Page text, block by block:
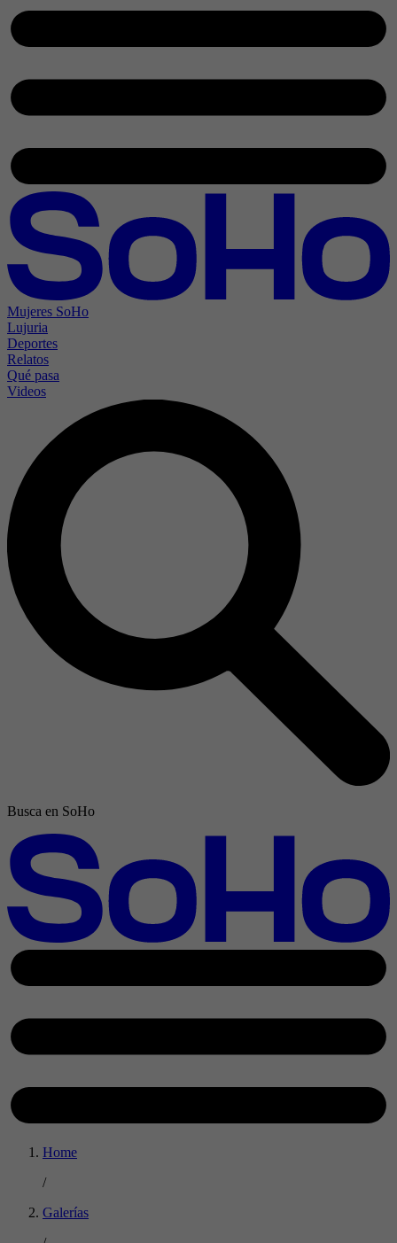
Mujeres SoHo
Lujuria
Deportes
Relatos
Qué pasa
Videos
Busca en SoHo
Home
/
Galerías